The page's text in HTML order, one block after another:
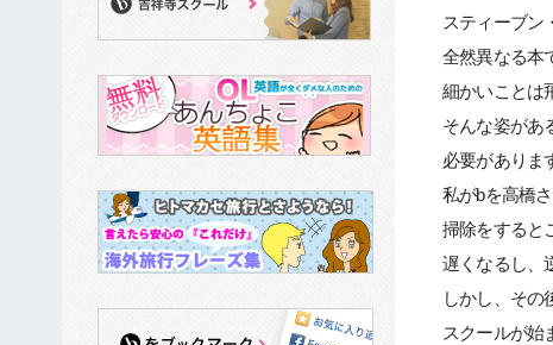
スティーブン
全然異なる本
細かいことは
そんな姿があ
必要がありま
私がbを高橋
掃除をすると
遅くなるし、
しかし、その
スクールが始